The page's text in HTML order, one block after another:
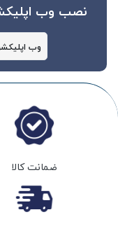
نصب وب
وب
ضمانت کالا